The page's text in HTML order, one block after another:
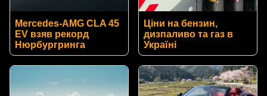
Mercedes-AMG CLA 45
EV взяв рекорд
Нюрбургринга
Ціни на бензин,
дизпаливо та газ в
Україні